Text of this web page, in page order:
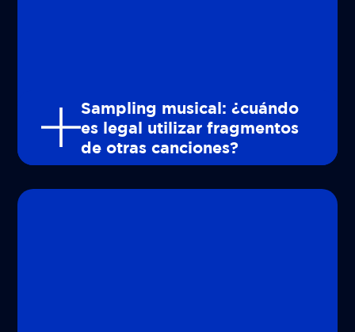
Sampling musical: ¿cuándo
es legal utilizar fragmentos
de otras canciones?